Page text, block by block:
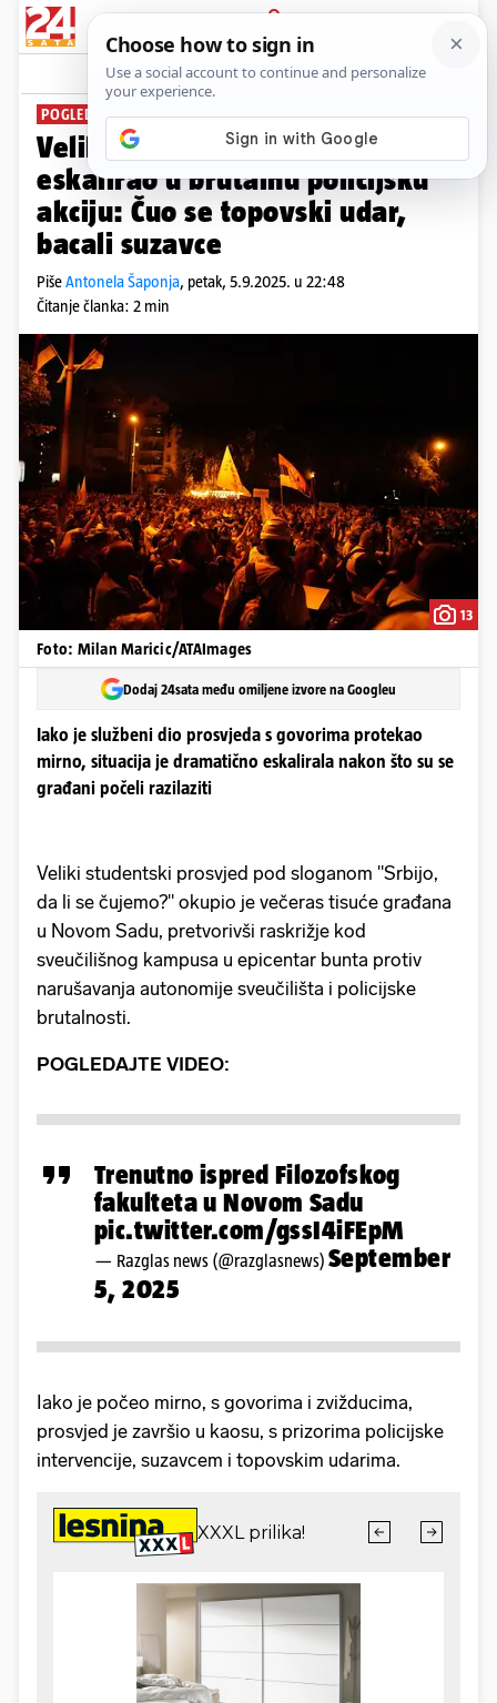
PRIJAVA
News Komentari
POGLEDAJTE SNIMKE
Veliki prosvjed u Srbiji
eskalirao u brutalnu policijsku
akciju: Čuo se topovski udar,
bacali suzavce
PišeAntonela Šaponja, petak, 5.9.2025. u 22:48
Čitanje članka: 2 min
13
Foto: Milan Maricic/ATAImages
Dodaj 24sata među omiljene izvore na Googleu
Iako je službeni dio prosvjeda s govorima protekao
mirno, situacija je dramatično eskalirala nakon što su se
građani počeli razilaziti
Veliki studentski prosvjed pod sloganom "Srbijo,
da li se čujemo?" okupio je večeras tisuće građana
u Novom Sadu, pretvorivši raskrižje kod
sveučilišnog kampusa u epicentar bunta protiv
narušavanja autonomije sveučilišta i policijske
brutalnosti.
POGLEDAJTE VIDEO:
Trenutno ispred Filozofskog
fakulteta u Novom Sadu
pic.twitter.com/gssI4iFEpM
— Razglas news (@razglasnews) September
5, 2025
Iako je počeo mirno, s govorima i zvižducima,
prosvjed je završio u kaosu, s prizorima policijske
intervencije, suzavcem i topovskim udarima.